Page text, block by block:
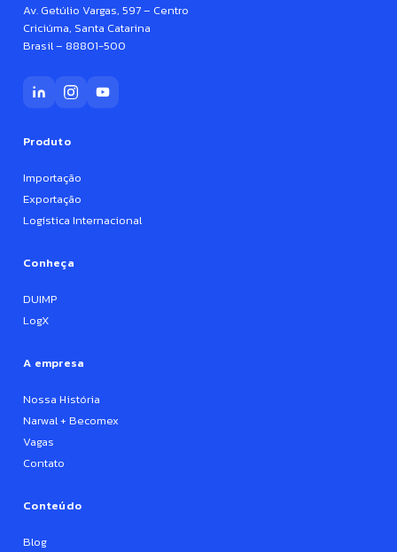
Av. Getúlio Vargas, 597 – Centro
Criciúma, Santa Catarina
Brasil – 88801-500
Produto
Importação
Exportação
Logística Internacional
Conheça
DUIMP
LogX
A empresa
Nossa História
Narwal + Becomex
Vagas
Contato
Conteúdo
Blog